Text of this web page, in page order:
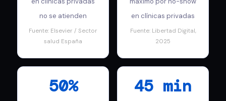
no se atienden
Fuente: Elsevier / Sector
salud España
en clínicas privadas
Fuente: Libertad Digital,
2025
50% 45 min